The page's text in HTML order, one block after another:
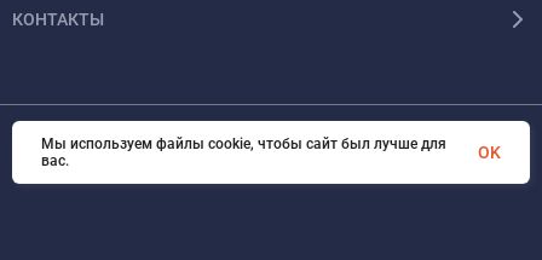
КОНТАКТЫ
© 2026 Format-safe.ru Все права защищены
Мы используем файлы cookie, чтобы сайт был лучше для
вас.
OK